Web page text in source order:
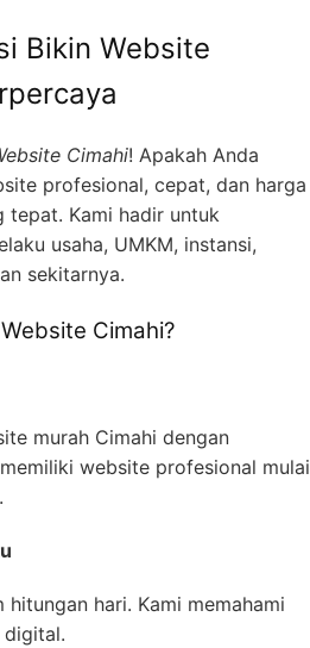
Bikin Website
Cimahi! Apakah Anda
profesional, cepat, dan harga
tepat. Kami hadir untuk
usaha, UMKM, instansi,
sekitarnya.
Cimahi?
murah Cimahi dengan
website profesional mulai
hari. Kami memahami
digital.